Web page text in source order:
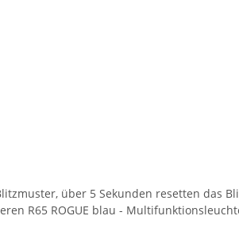
über 5 Sekunden resetten das
R65 ROGUE blau -